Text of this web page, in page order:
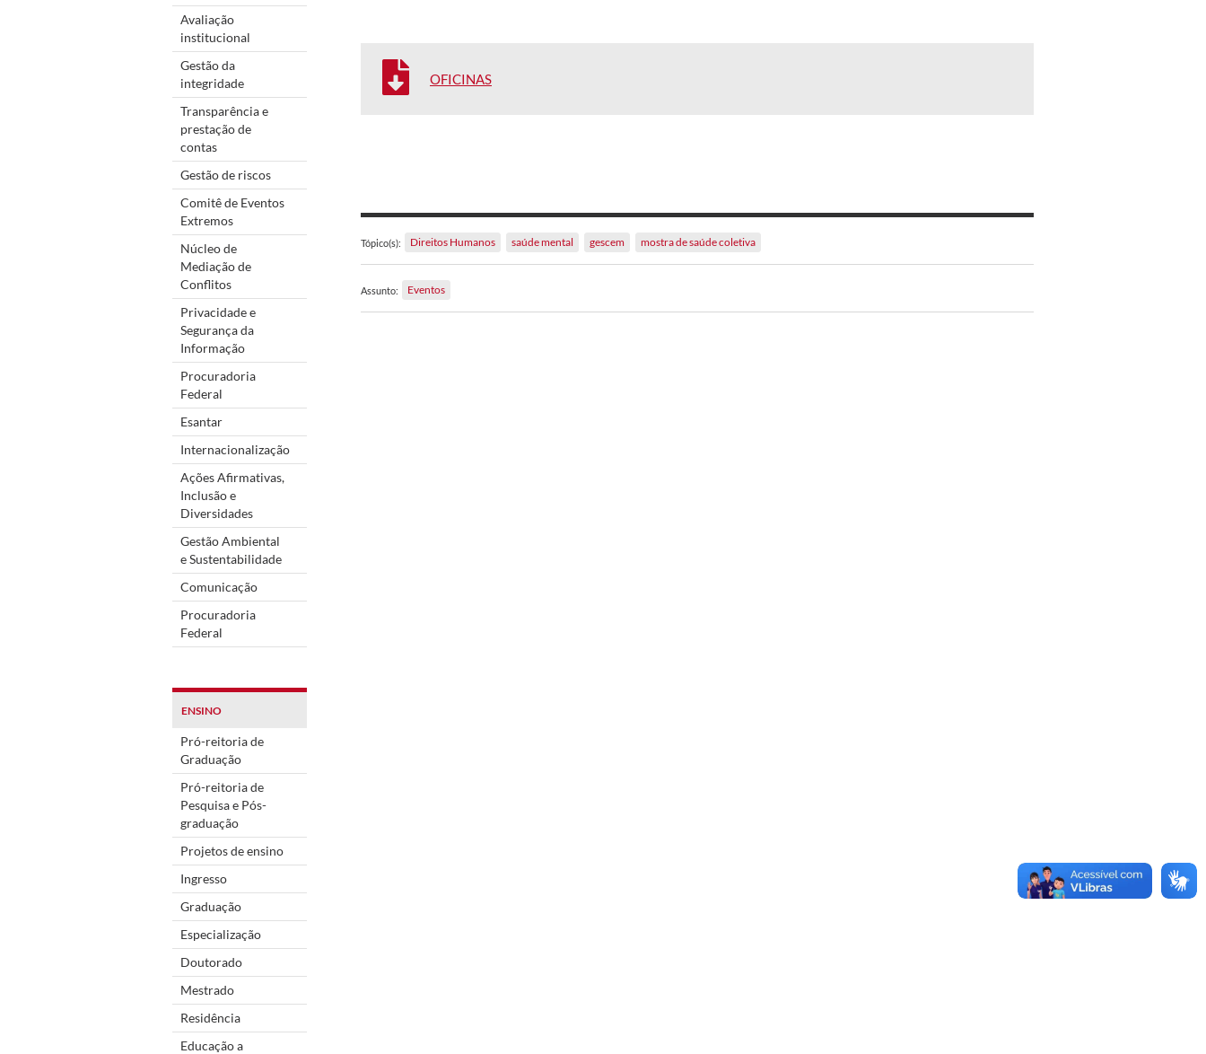
Avaliação
institucional
Gestão da
integridade
Transparência e
prestação de
contas
Gestão de riscos
Comitê de Eventos
Extremos
Núcleo de
Mediação de
Conflitos
Privacidade e
Segurança da
Informação
Procuradoria
Federal
Esantar
Internacionalização
Ações Afirmativas,
Inclusão e
Diversidades
Gestão Ambiental
e Sustentabilidade
Comunicação
Procuradoria
Federal
ENSINO
Pró-reitoria de
Graduação
Pró-reitoria de
Pesquisa e Pós-
graduação
Projetos de ensino
Ingresso
Graduação
Especialização
Doutorado
Mestrado
Residência
Educação a
OFICINAS
Tópico(s): Direitos Humanos saúde mental gescem mostra de saúde coletiva
Assunto: Eventos